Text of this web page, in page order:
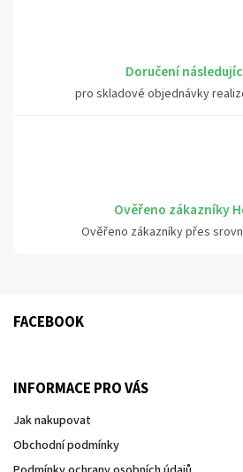
Doručení
pro skladové objednávky
Ověřeno zákazníky
Ověřeno zákazníky přes
FACEBOOK
INFORMACE PRO VÁS
Jak nakupovat
Obchodní podmínky